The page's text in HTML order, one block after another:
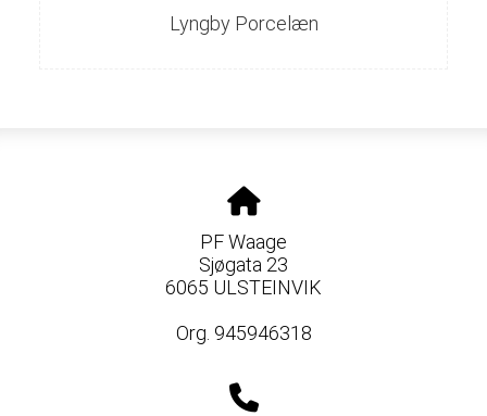
Lyngby Porcelæn
PF Waage
Sjøgata 23
6065 ULSTEINVIK
Org. 945946318